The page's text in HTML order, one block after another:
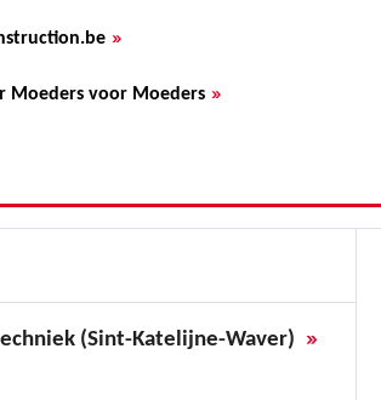
»
Moeders voor Moeders »
(Sint-Katelijne-Waver) »